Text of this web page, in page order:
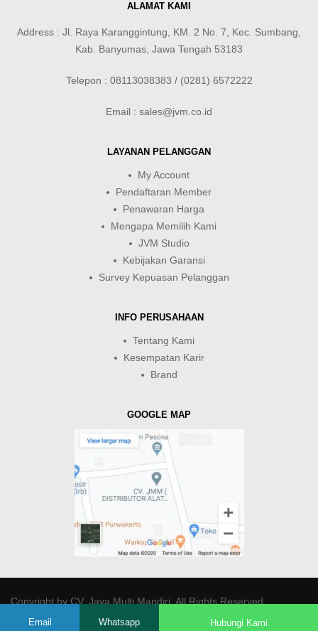
ALAMAT KAMI
Address : Jl. Raya Karanggintung, KM. 2 No. 7, Kec. Sumbang,
Kab. Banyumas, Jawa Tengah 53183
Telepon : 08113038383 / (0281) 6572222
Email : sales@jvm.co.id
LAYANAN PELANGGAN
My Account
Pendaftaran Member
Penawaran Harga
Mengapa Memilih Kami
JVM Studio
Kebijakan Garansi
Survey Kepuasan Pelanggan
INFO PERUSAHAAN
Tentang Kami
Kesempatan Karir
Brand
GOOGLE MAP
Copyright byCV. Java Multi Mandiri. All Rights Reserved.
Email Whatsapp Hubungi Kami